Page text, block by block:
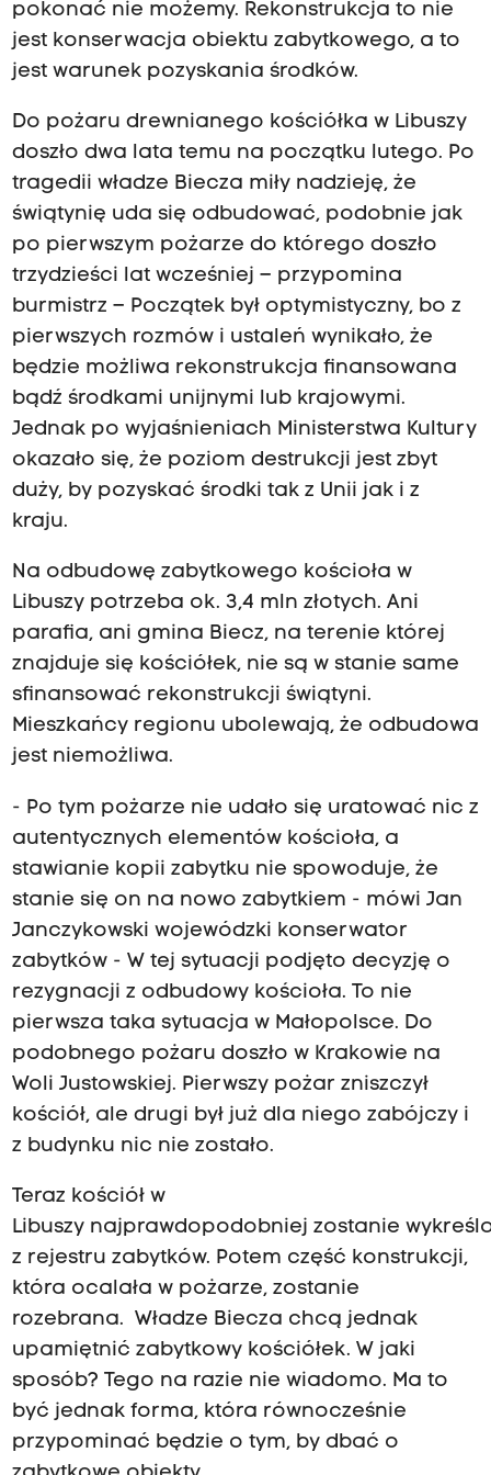
pokonać nie możemy. Rekonstrukcja to nie
jest konserwacja obiektu zabytkowego, a to
jest warunek pozyskania środków.
Do pożaru drewnianego kościółka w Libuszy
doszło dwa lata temu na początku lutego. Po
tragedii władze Biecza miły nadzieję, że
świątynię uda się odbudować, podobnie jak
po pierwszym pożarze do którego doszło
trzydzieści lat wcześniej – przypomina
burmistrz – Początek był optymistyczny, bo z
pierwszych rozmów i ustaleń wynikało, że
będzie możliwa rekonstrukcja finansowana
bądź środkami unijnymi lub krajowymi.
Jednak po wyjaśnieniach Ministerstwa Kultury
okazało się, że poziom destrukcji jest zbyt
duży, by pozyskać środki tak z Unii jak i z
kraju.
Na odbudowę zabytkowego kościoła w
Libuszy potrzeba ok. 3,4 mln złotych. Ani
parafia, ani gmina Biecz, na terenie której
znajduje się kościółek, nie są w stanie same
sfinansować rekonstrukcji świątyni.
Mieszkańcy regionu ubolewają, że odbudowa
jest niemożliwa.
- Po tym pożarze nie udało się uratować nic z
autentycznych elementów kościoła, a
stawianie kopii zabytku nie spowoduje, że
stanie się on na nowo zabytkiem - mówi Jan
Janczykowski wojewódzki konserwator
zabytków - W tej sytuacji podjęto decyzję o
rezygnacji z odbudowy kościoła. To nie
pierwsza taka sytuacja w Małopolsce. Do
podobnego pożaru doszło w Krakowie na
Woli Justowskiej. Pierwszy pożar zniszczył
kościół, ale drugi był już dla niego zabójczy i
z budynku nic nie zostało.
Teraz kościół w
Libuszy najprawdopodobniej zostanie
z rejestru zabytków. Potem część konstrukcji,
która ocalała w pożarze, zostanie
rozebrana. Władze Biecza chcą jednak
upamiętnić zabytkowy kościółek. W jaki
sposób? Tego na razie nie wiadomo. Ma to
być jednak forma, która równocześnie
przypominać będzie o tym, by dbać o